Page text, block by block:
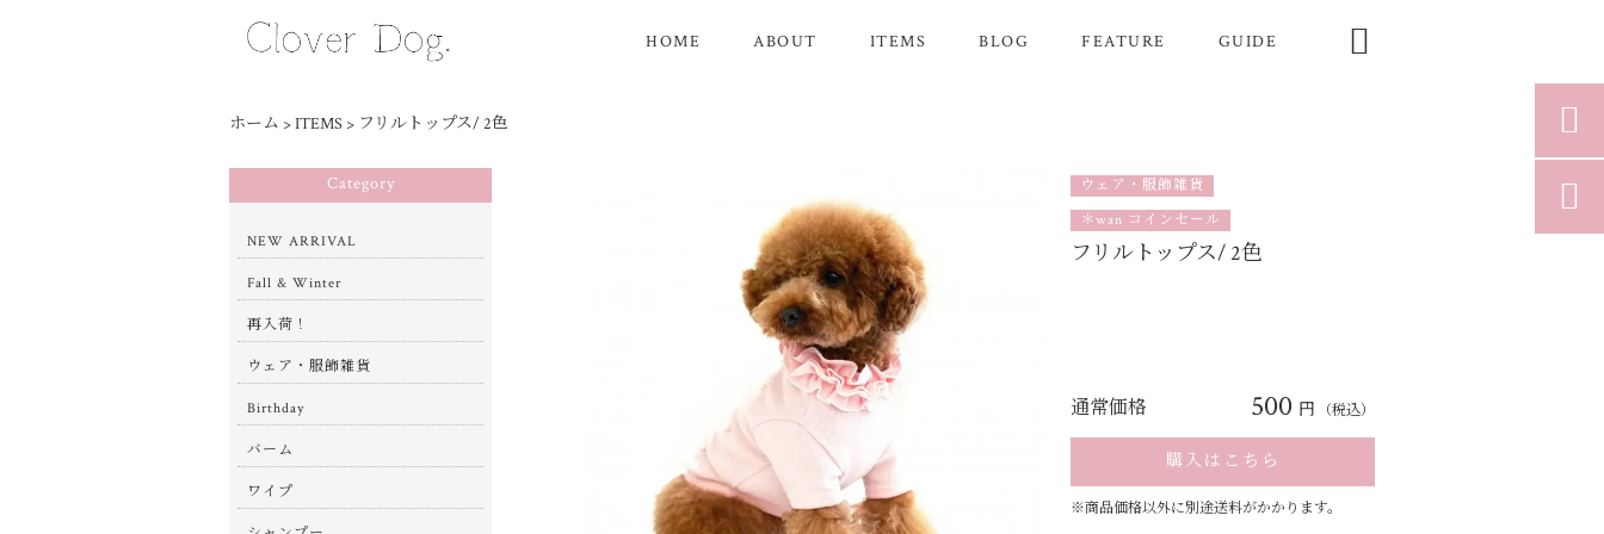
HOME ABOUT ITEMS BLOG FEATURE GUIDE 
ホーム >ITEMS > フリルトップス/ 2色
ウェア・服飾雑貨
＊wan コインセール
フリルトップス/ 2色
通常価格 500 円 （税込）
購入はこちら
※商品価格以外に別途送料がかかります。
Category
NEW ARRIVAL
Fall & Winter
再入荷！
ウェア・服飾雑貨
Birthday
バーム
ワイプ

